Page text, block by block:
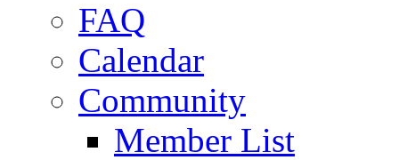
FAQ
Calendar
Community
Member List